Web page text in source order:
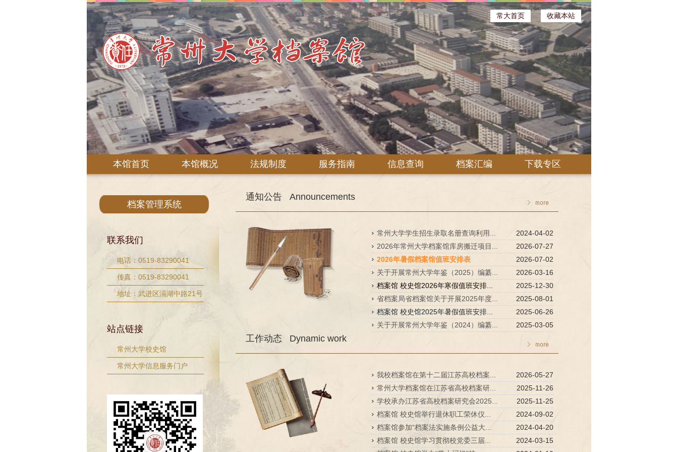
收藏本站
常大首页
本馆首页 本馆概况 法规制度 服务指南 信息查询 档案汇编 下载专区
档案管理系统
联系我们
电话：0519-83290041
传真：0519-83290041
地址：武进区滆湖中路21号
站点链接
常州大学校史馆
常州大学信息服务门户
通知公告 Announcements
常州大学学生招生录取名册查询利用...
2024-04-02
2026年常州大学档案馆库房搬迁项目...
2026-07-27
2026年暑假档案馆值班安排表
2026-07-02
关于开展常州大学年鉴（2025）编纂...
2026-03-16
档案馆 校史馆2026年寒假值班安排...
2025-12-30
省档案局省档案馆关于开展2025年度...
2025-08-01
档案馆 校史馆2025年暑假值班安排...
2025-06-26
关于开展常州大学年鉴（2024）编纂...
2025-03-05
工作动态 Dynamic work
我校档案馆在第十二届江苏高校档案...
2026-05-27
常州大学档案馆在江苏省高校档案研...
2025-11-26
学校承办江苏省高校档案研究会2025...
2025-11-25
档案馆 校史馆举行退休职工荣休仪...
2024-09-02
档案馆参加“档案法实施条例公益大...
2024-04-20
档案馆 校史馆学习贯彻校党委三届...
2024-03-15